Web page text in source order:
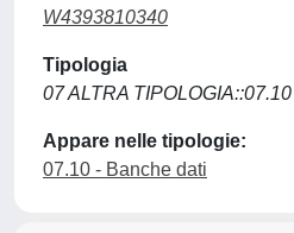
W4393810340
Tipologia
07 ALTRA
Appare nelle tipologie:
07.10 - Banche dati